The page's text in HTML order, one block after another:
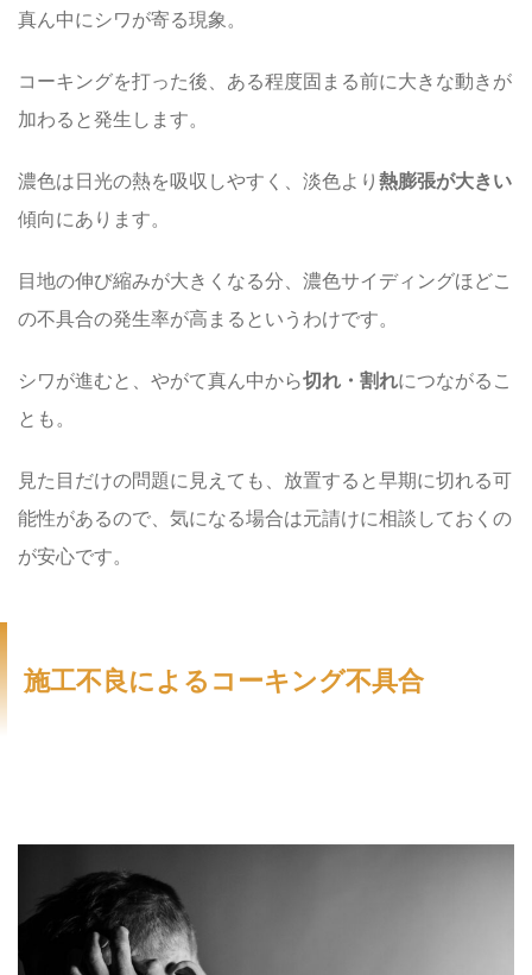
真ん中にシワが寄る現象。
コーキングを打った後、ある程度固まる前に大きな動きが
加わると発生します。
濃色は日光の熱を吸収しやすく、淡色より熱膨張が大きい
傾向にあります。
目地の伸び縮みが大きくなる分、濃色サイディングほどこ
の不具合の発生率が高まるというわけです。
シワが進むと、やがて真ん中から切れ・割れにつながるこ
とも。
見た目だけの問題に見えても、放置すると早期に切れる可
能性があるので、気になる場合は元請けに相談しておくの
が安心です。
施工不良によるコーキング不具合